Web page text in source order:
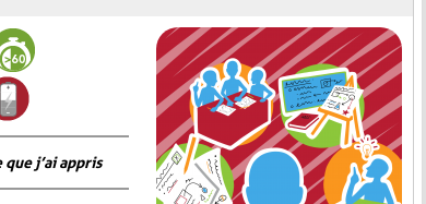
que j’ai appris